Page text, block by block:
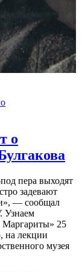
о
пера выходят
задевают
— сообщал
Узнаем
Маргариты» 25
на лекции
музея